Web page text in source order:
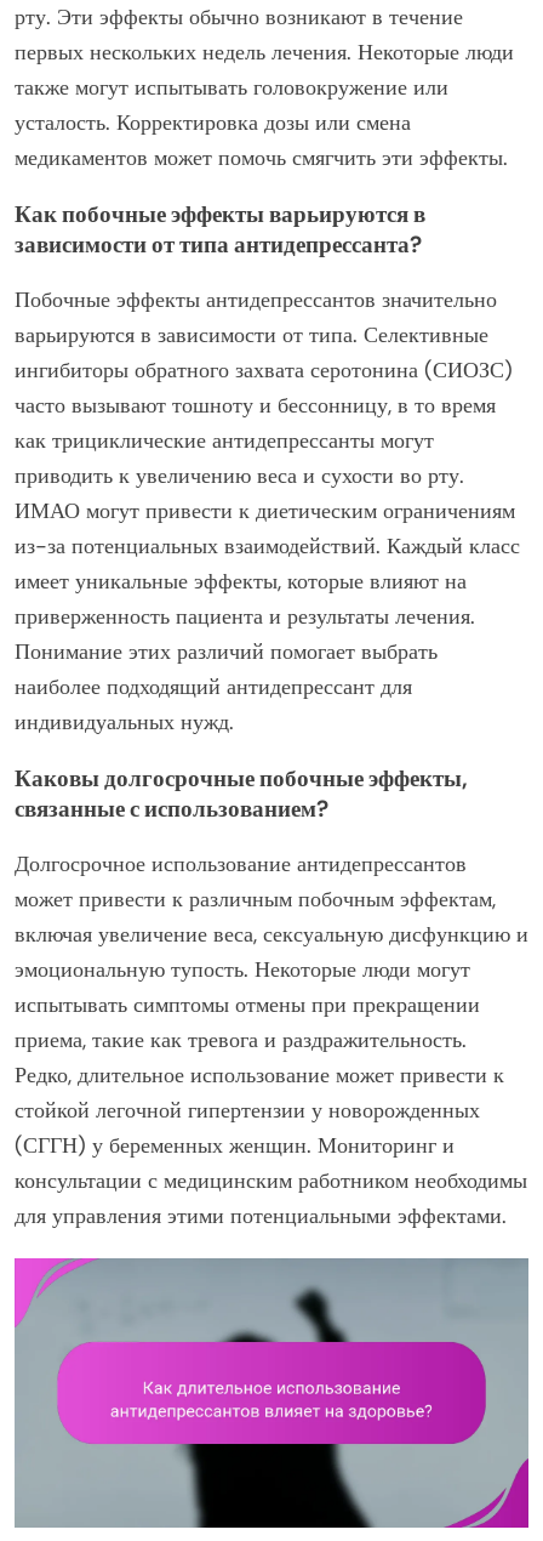
рту. Эти эффекты обычно возникают в течение
первых нескольких недель лечения. Некоторые люди
также могут испытывать головокружение или
усталость. Корректировка дозы или смена
медикаментов может помочь смягчить эти эффекты.
Как побочные эффекты варьируются в
зависимости от типа антидепрессанта?
Побочные эффекты антидепрессантов значительно
варьируются в зависимости от типа. Селективные
ингибиторы обратного захвата серотонина (СИОЗС)
часто вызывают тошноту и бессонницу, в то время
как трициклические антидепрессанты могут
приводить к увеличению веса и сухости во рту.
ИМАО могут привести к диетическим ограничениям
из-за потенциальных взаимодействий. Каждый класс
имеет уникальные эффекты, которые влияют на
приверженность пациента и результаты лечения.
Понимание этих различий помогает выбрать
наиболее подходящий антидепрессант для
индивидуальных нужд.
Каковы долгосрочные побочные эффекты,
связанные с использованием?
Долгосрочное использование антидепрессантов
может привести к различным побочным эффектам,
включая увеличение веса, сексуальную дисфункцию и
эмоциональную тупость. Некоторые люди могут
испытывать симптомы отмены при прекращении
приема, такие как тревога и раздражительность.
Редко, длительное использование может привести к
стойкой легочной гипертензии у новорожденных
(СГГН) у беременных женщин. Мониторинг и
консультации с медицинским работником необходимы
для управления этими потенциальными эффектами.